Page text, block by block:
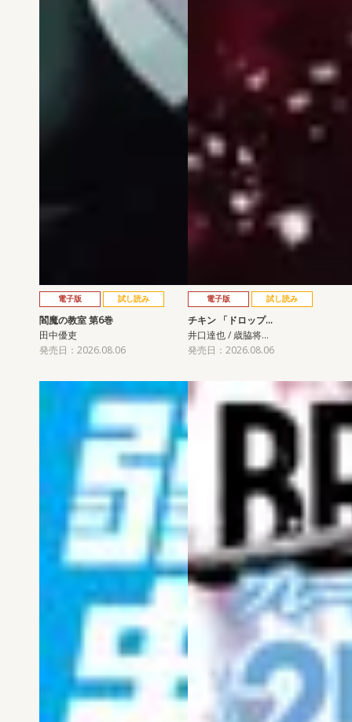
電子版 試し読み
閻魔の教室 第6巻
田中優吏
発売日：2026.08.06
電子版 試し読み
チキン 「ドロップ…
井口達也 / 歳脇将…
発売日：2026.08.06